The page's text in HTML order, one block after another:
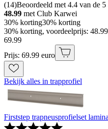
(14)Beoordeeld met 4.4 van de
48.99 met Club Karwei
30% korting30% korting
30% korting, voordeelprijs:
69.99
Prijs: 69.99 euro
Bekijk alles in trapprofiel
Firststep trapneusprofielset